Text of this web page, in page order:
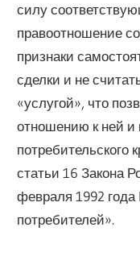
силу
правоотношение
признаки
сделки и не
«услугой», что
отношению к ней и
потребительского
статьи 16 Закона
февраля 1992
потребителей».